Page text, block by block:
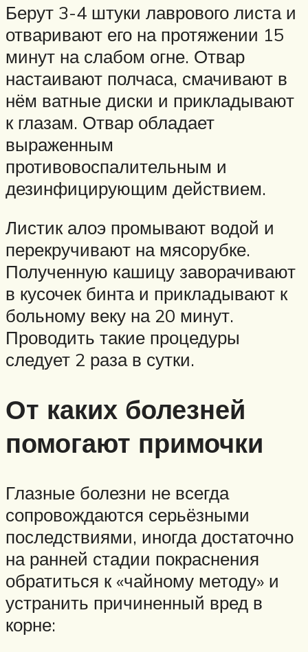
Берут 3-4 штуки лаврового листа и
отваривают его на протяжении 15
минут на слабом огне. Отвар
настаивают полчаса, смачивают в
нём ватные диски и прикладывают
к глазам. Отвар обладает
выраженным
противовоспалительным и
дезинфицирующим действием.
Листик алоэ промывают водой и
перекручивают на мясорубке.
Полученную кашицу заворачивают
в кусочек бинта и прикладывают к
больному веку на 20 минут.
Проводить такие процедуры
следует 2 раза в сутки.
От каких болезней
помогают примочки
Глазные болезни не всегда
сопровождаются серьёзными
последствиями, иногда достаточно
на ранней стадии покраснения
обратиться к «чайному методу» и
устранить причиненный вред в
корне: